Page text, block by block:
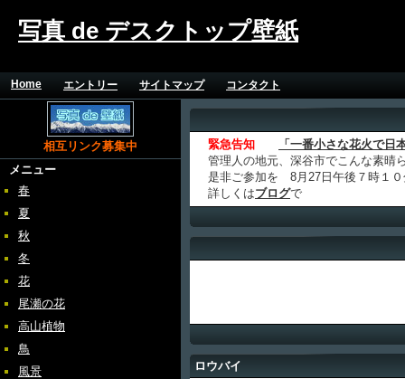
写真 de デスクトップ壁紙
Home エントリー サイトマップ コンタクト
相互リンク募集中
メニュー
春
夏
秋
冬
花
尾瀬の花
高山植物
鳥
風景
緊急告知
「一番小さな花火で日
管理人の地元、深谷市でこんな素晴
是非ご参加を 8月27日午後７時１０
詳しくはブログで
ロウバイ